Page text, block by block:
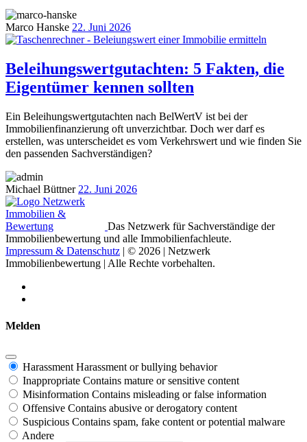
Marco Hanske 22. Juni 2026
Beleihungswertgutachten: 5 Fakten, die
Eigentümer kennen sollten
Ein Beleihungswertgutachten nach BelWertV ist bei der
Immobilienfinanzierung oft unverzichtbar. Doch wer darf es
erstellen, was unterscheidet es vom Verkehrswert und wie finden Sie
den passenden Sachverständigen?
Michael Büttner 22. Juni 2026
Das Netzwerk für Sachverständige der
Immobilienbewertung und alle Immobilienfachleute.
Impressum & Datenschutz | © 2026 | Netzwerk
Immobilienbewertung | Alle Rechte vorbehalten.
Melden
Harassment Harassment or bullying behavior
Inappropriate Contains mature or sensitive content
Misinformation Contains misleading or false information
Offensive Contains abusive or derogatory content
Suspicious Contains spam, fake content or potential malware
Andere